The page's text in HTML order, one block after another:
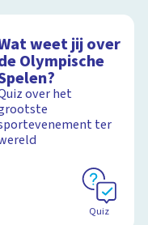
weet jij over
Olympische
over het
ter
Quiz